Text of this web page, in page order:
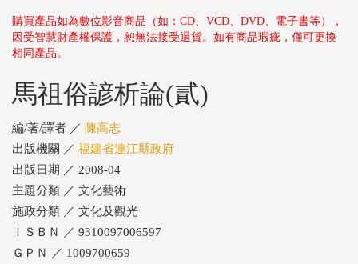
購買產品如為數位影音商品（如：CD、VCD、DVD、電子書等），
因受智慧財產權保護，恕無法接受退貨。如有商品瑕疵，僅可更換
相同產品。
馬祖俗諺析論(貳)
編/著/譯者 ／ 陳高志
出版機關 ／ 福建省連江縣政府
出版日期 ／ 2008-04
主題分類 ／ 文化藝術
施政分類 ／ 文化及觀光
ＩＳＢＮ ／ 9310097006597
ＧＰＮ ／ 1009700659